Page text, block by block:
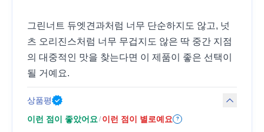
그린너트 듀엣견과처럼 너무 단순하지도 않고, 넛
츠 오리진스처럼 너무 무겁지도 않은 딱 중간 지점
의 대중적인 맛을 찾는다면 이 제품이 좋은 선택이
될 거예요.
상품평
이런 점이 좋았어요/ 이런 점이 별로예요 ?